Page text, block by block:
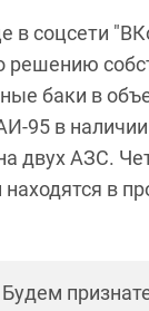
соцсети
баки в
95 в
двух АЗС.
в
Будем